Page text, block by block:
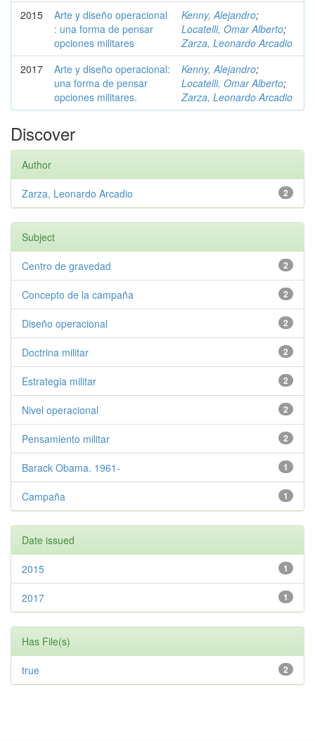
2015
Arte y diseño operacional
: una forma de pensar
opciones militares
Kenny, Alejandro;
Locatelli, Omar Alberto;
Zarza, Leonardo Arcadio
2017
Arte y diseño operacional:
una forma de pensar
opciones militares.
Kenny, Alejandro;
Locatelli, Omar Alberto;
Zarza, Leonardo Arcadio
Discover
Author
2
Zarza, Leonardo Arcadio
Subject
2
Centro de gravedad
2
Concepto de la campaña
2
Diseño operacional
2
Doctrina militar
2
Estrategia militar
2
Nivel operacional
2
Pensamiento militar
1
Barack Obama. 1961-
1
Campaña
Date issued
1
2015
1
2017
Has File(s)
2
true